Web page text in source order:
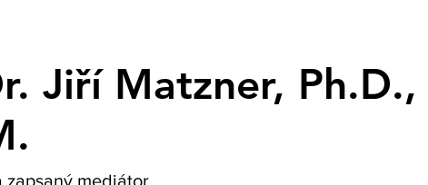
Jiří Matzner, Ph.D.,
zapsaný mediátor